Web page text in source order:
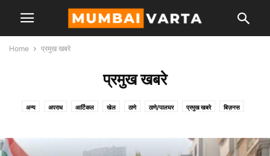
Home प्रमुख खबरे
प्रमुख खबरे
अन्य अपराध आर्टिकल खेल ठाणे ठाणे/पालघर प्रमुख खबरे बिज़नस